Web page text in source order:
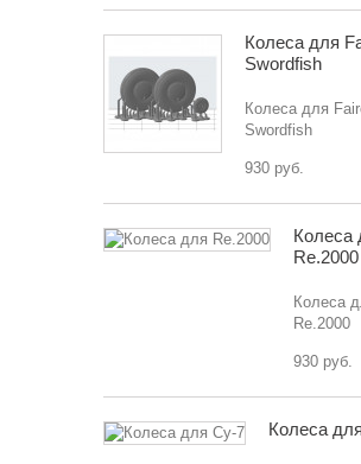
Колеса для
Swordfish
Колеса для
Swordfish
930 руб.
Колеса
Re.2000
Колеса
Re.2000
930 руб.
Колеса